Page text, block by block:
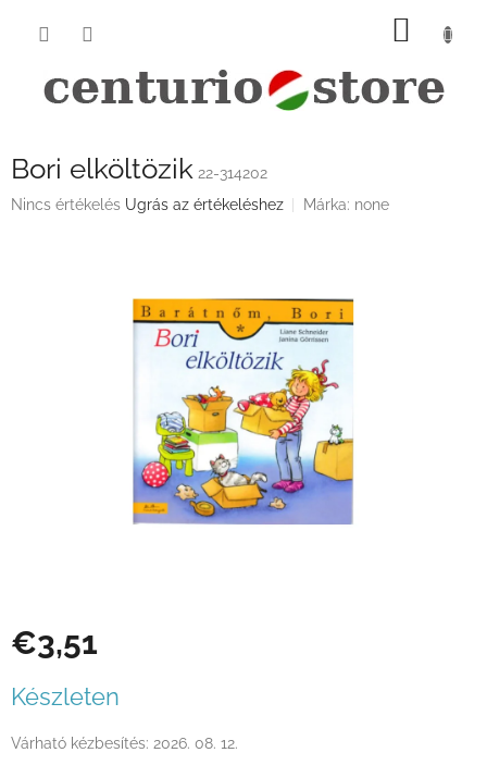
KOSÁR
Bori elköltözik 22-314202
A
Nincs értékelés Ugrás az értékeléshez Márka: none
€3,51
Készleten
Várható kézbesítés: 2026. 08. 12.